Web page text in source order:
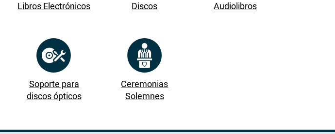
Libros Electrónicos Discos Audiolibros
Soporte para
discos ópticos
Ceremonias
Solemnes